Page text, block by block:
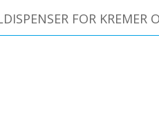
FOR KREMER